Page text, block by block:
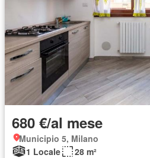
680 €/al mese
Municipio 5, Milano
1 Locale
28 m²